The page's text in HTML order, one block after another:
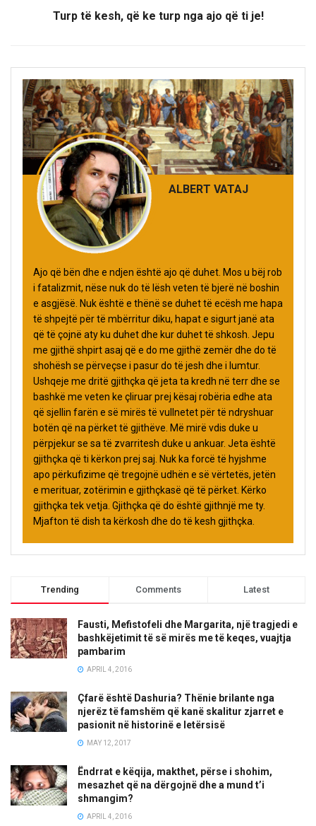
Turp të kesh, që ke turp nga ajo që ti je!
ALBERT VATAJ
Ajo që bën dhe e ndjen është ajo që duhet. Mos u bëj rob
i fatalizmit, nëse nuk do të lësh veten të bjerë në boshin
e asgjësë. Nuk është e thënë se duhet të ecësh me hapa
të shpejtë për të mbërritur diku, hapat e sigurt janë ata
që të çojnë aty ku duhet dhe kur duhet të shkosh. Jepu
me gjithë shpirt asaj që e do me gjithë zemër dhe do të
shohësh se përveçse i pasur do të jesh dhe i lumtur.
Ushqeje me dritë gjithçka që jeta ta kredh në terr dhe se
bashkë me veten ke çliruar prej kësaj robëria edhe ata
që sjellin farën e së mirës të vullnetet për të ndryshuar
botën që na përket të gjithëve. Më mirë vdis duke u
përpjekur se sa të zvarritesh duke u ankuar. Jeta është
gjithçka që ti kërkon prej saj. Nuk ka forcë të hyjshme
apo përkufizime që tregojnë udhën e së vërtetës, jetën
e merituar, zotërimin e gjithçkasë që të përket. Kërko
gjithçka tek vetja. Gjithçka që do është gjithnjë me ty.
Mjafton të dish ta kërkosh dhe do të kesh gjithçka.
Trending Comments Latest
Fausti, Mefistofeli dhe Margarita, një tragjedi e
bashkëjetimit të së mirës me të keqes, vuajtja
pambarim
APRIL 4, 2016
Çfarë është Dashuria? Thënie brilante nga
njerëz të famshëm që kanë skalitur zjarret e
pasionit në historinë e letërsisë
MAY 12, 2017
Ëndrrat e këqija, makthet, përse i shohim,
mesazhet që na dërgojnë dhe a mund t’i
shmangim?
APRIL 4, 2016